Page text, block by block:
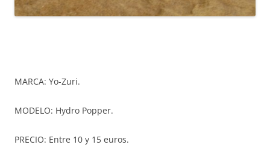
MARCA: Yo-Zuri.
MODELO: Hydro Popper.
PRECIO: Entre 10 y 15 euros.